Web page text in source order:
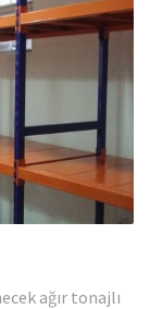
ağır tonajlı